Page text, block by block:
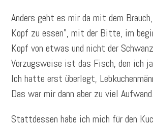
Anders geht es mir da mit dem
Kopf zu essen”, mit der Bitte, im
Kopf von etwas und nicht der
Vorzugsweise ist das Fisch, den ich
Ich hatte erst überlegt,
Das war mir dann aber zu viel Aufwand.
Stattdessen habe ich mich für den